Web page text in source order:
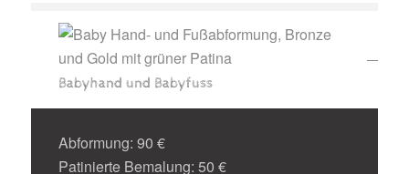
Babyhand und Babyfuss
Abformung: 90 €
Patinierte Bemalung: 50 €